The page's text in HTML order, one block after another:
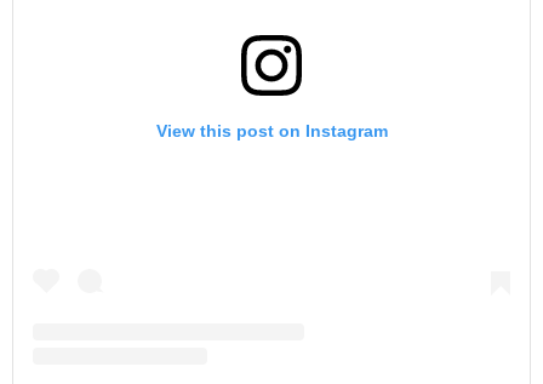
View this post on Instagram